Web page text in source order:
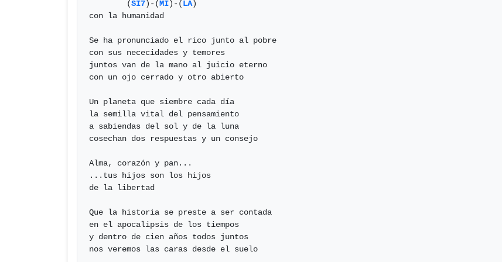
        (
SI7)-(MI)-(LA)
con la humanidad
Se ha pronunciado el rico junto al pobre
con sus nececidades y temores
juntos van de la mano al juicio eterno
con un ojo cerrado y otro abierto
Un planeta que siembre cada día
la semilla vital del pensamiento
a sabiendas del sol y de la luna
cosechan dos respuestas y un consejo
Alma, corazón y pan...
...tus hijos son los hijos
de la libertad
Que la historia se preste a ser contada
en el apocalipsis de los tiempos
y dentro de cien años todos juntos
nos veremos las caras desde el suelo